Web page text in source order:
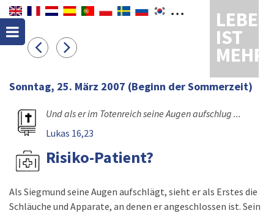
LEBEN
IST
MEHR
Sonntag, 25. März 2007 (Beginn der Sommerzeit)
Und als er im Totenreich seine Augen aufschlug ...
Lukas 16,23
Risiko-Patient?
Als Siegmund seine Augen aufschlägt, sieht er als Erstes die
Schläuche und Apparate, an denen er angeschlossen ist. Sein